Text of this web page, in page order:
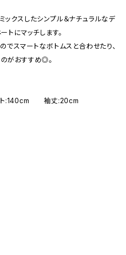
ックスしたシンプル＆ナチュラルなデ
トにマッチします。
でスマートなボトムスと合わせたり、
がおすすめ◎。
:140cm 袖丈:20cm